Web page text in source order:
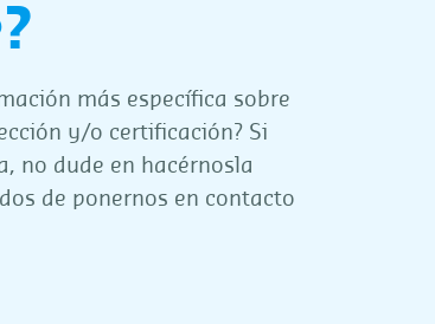
más específica sobre
y/o certificación? Si
no dude en hacérnosla
de ponernos en contacto